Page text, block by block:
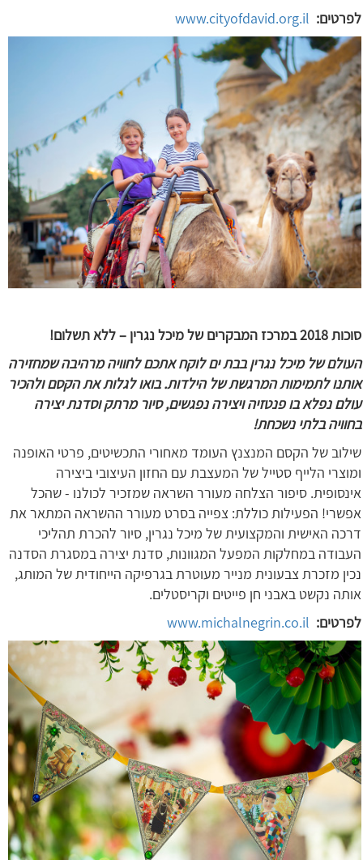
לפרטים: www.cityofdavid.org.il
סוכות 2018 במרכז המבקרים של מיכל נגרין – ללא תשלום!
העולם של מיכל נגרין בבת ים לוקח אתכם לחוויה מרהיבה שמחזירה
אותנו לתמימות המרגשת של הילדות. בואו לגלות את הקסם ולהכיר
עולם נפלא בו פנטזיה ויצירה נפגשים, סיור מרתק וסדנת יצירה
בחוויה בלתי נשכחת!
שילוב של הקסם המנצנץ העומד מאחורי התכשיטים, פרטי האופנה
ומוצרי הלייף סטייל של המעצבת עם החזון העיצובי ביצירה
אינסופית. סיפור הצלחה מעורר השראה שמזכיר לכולנו - שהכל
אפשרי! הפעילות כוללת: צפייה בסרט מעורר ההשראה המתאר את
דרכה האישית והמקצועית של מיכל נגרין, סיור להכרת תהליכי
העבודה במחלקות המפעל המגוונות, סדנת יצירה במסגרת הסדנה
נכין מזכרת צבעונית מנייר מעוטרת בגרפיקה הייחודית של המותג,
אותה נקשט באבני חן פייטים וקריסטלים.
לפרטים: www.michalnegrin.co.il